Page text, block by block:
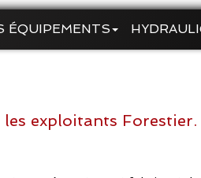
ÉQUIPEMENTS
exploitants Forestier.